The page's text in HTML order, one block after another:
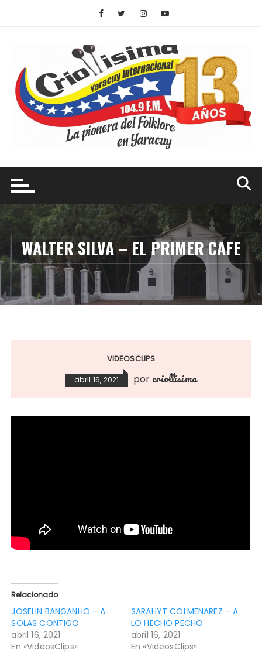
WALTER SILVA – EL PRIMER CAFE
VIDEOSCLIPS
abril 16, 2021 por criollisima
Relacionado
JOSELIN BANGANHO – A
SOLAS CONTIGO
abril 16, 2021
En «VideosClips»
SARAHYT COLMENAREZ – A
LO HECHO PECHO
abril 16, 2021
En «VideosClips»